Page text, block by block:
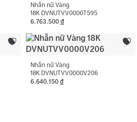
Nhẫn nữ Vàng
18K DVNUTVV0000T595
6.763.500 đ
Nhẫn nữ Vàng
18K DVNUTVV0000V206
6.640.150 đ